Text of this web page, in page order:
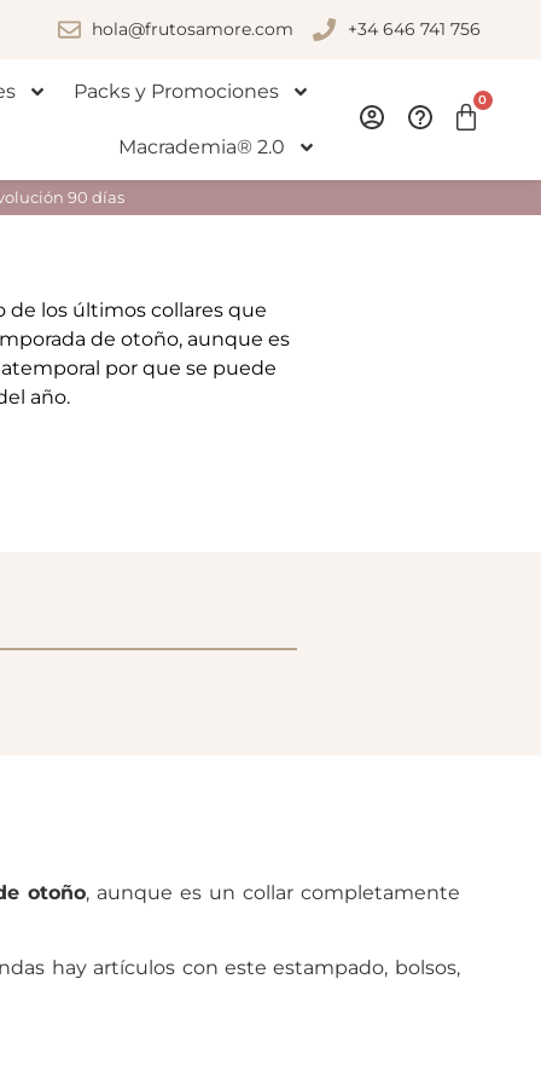
hola@frutosamore.com +34 646 741 756
Packs y Promociones
Macrademia® 2.0
0
90 días
de los últimos collares que
de otoño, aunque es
por que se puede
año.
otoño, aunque es un collar completamente
hay artículos con este estampado, bolsos,